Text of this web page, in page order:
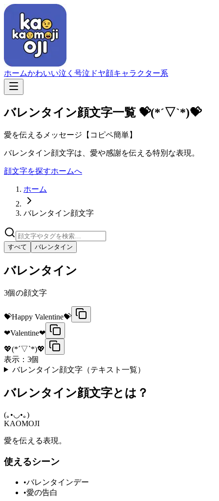
ホームかわいい泣く 号泣 ドヤ顔キャラクター系
バレンタイン顔文字一覧 💝(*´▽`*)💝
愛を伝えるメッセージ【コピペ簡単】
バレンタイン顔文字は、愛や感謝を伝える特別な表現。
顔文字を探すホームへ
ホーム
バレンタイン顔文字
すべて バレンタイン
バレンタイン
3個の顔文字
💝Happy Valentine💝
❤Valentine❤
💖(*´▽`*)💖
表示： 3個
バレンタイン顔文字（テキスト一覧）
バレンタイン顔文字とは？
(｡•◡•｡)
KAOMOJI
愛を伝える表現。
使えるシーン
•バレンタインデー
•愛の告白